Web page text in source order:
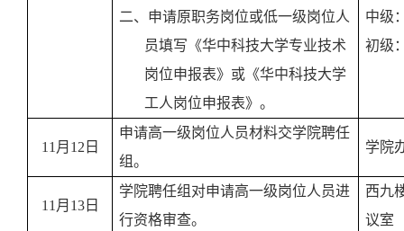
二、申请原职务岗位或低一级岗位人
员填写《华中科技大学专业技术
岗位申报表》或《华中科技大学
工人岗位申报表》。
中级
初级
11 月 12 日
申请高一级岗位人员材料交学院聘任
组。
学院
11 月 13日
学院聘任组对申请高一级岗位人员进
行资格审查。
西九
议室